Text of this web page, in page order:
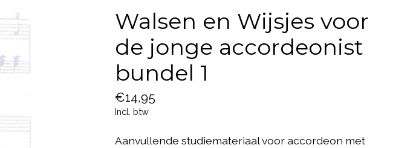
Walsen en Wijsjes voor
de jonge accordeonist
bundel 1
€14,95
Incl. btw
Aanvullende studiemateriaal voor accordeon met